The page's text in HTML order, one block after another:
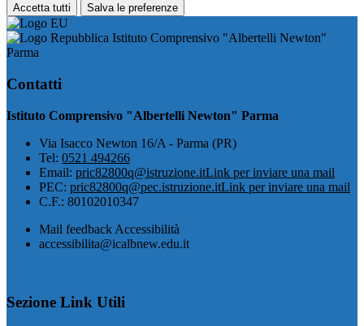
Accetta tutti Salva le preferenze
Istituto Comprensivo "Albertelli Newton"
Parma
Contatti
Istituto Comprensivo "Albertelli Newton" Parma
Via Isacco Newton 16/A - Parma (PR)
Tel: 0521 494266
Email: pric82800q@istruzione.itLink per inviare una mail
PEC: pric82800q@pec.istruzione.itLink per inviare una mail
C.F.: 80102010347
Mail feedback Accessibilità
accessibilita@icalbnew.edu.it
Sezione Link Utili